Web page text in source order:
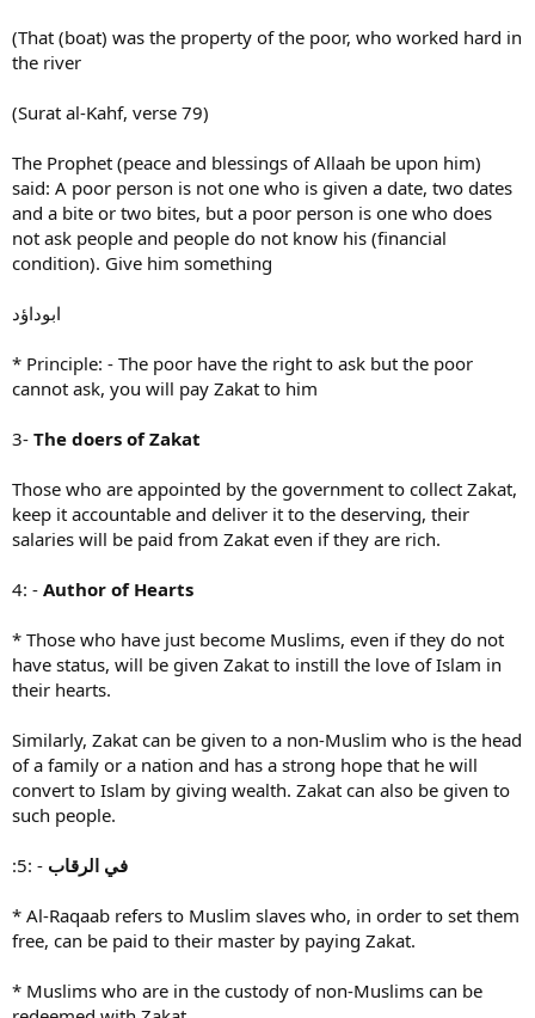
(That (boat) was the property of the poor, who worked hard in
the river
(Surat al-Kahf, verse 79)
The Prophet (peace and blessings of Allaah be upon him)
said: A poor person is not one who is given a date, two dates
and a bite or two bites, but a poor person is one who does
not ask people and people do not know his (financial
condition). Give him something
ابوداؤد
* Principle: - The poor have the right to ask but the poor
cannot ask, you will pay Zakat to him
3- The doers of Zakat
Those who are appointed by the government to collect Zakat,
keep it accountable and deliver it to the deserving, their
salaries will be paid from Zakat even if they are rich.
4: - Author of Hearts
* Those who have just become Muslims, even if they do not
have status, will be given Zakat to instill the love of Islam in
their hearts.
Similarly, Zakat can be given to a non-Muslim who is the head
of a family or a nation and has a strong hope that he will
convert to Islam by giving wealth. Zakat can also be given to
such people.
:5: - في الرقاب
* Al-Raqaab refers to Muslim slaves who, in order to set them
free, can be paid to their master by paying Zakat.
* Muslims who are in the custody of non-Muslims can be